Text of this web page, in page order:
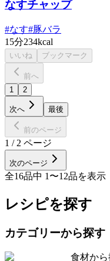
なすチャップ
#なす#豚バラ
15分234kcal
いいね ブックマーク
前へ
1
2
次へ 最後
前のページ
1 / 2 ページ
次のページ
全16品中 1 〜12品を表示
レシピを探す
カテゴリーから探す
食材から